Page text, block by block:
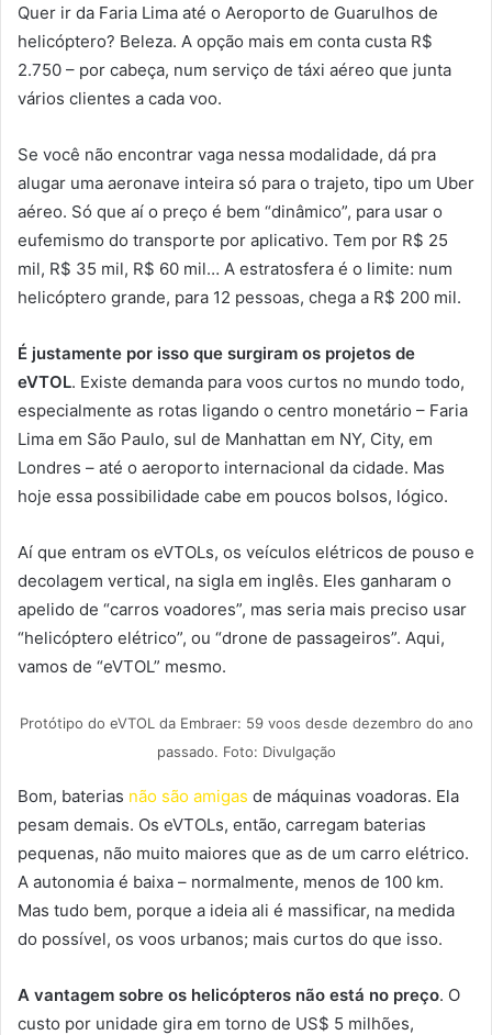
Quer ir da Faria Lima até o Aeroporto de Guarulhos de
helicóptero? Beleza. A opção mais em conta custa R$
2.750 – por cabeça, num serviço de táxi aéreo que junta
vários clientes a cada voo.
Se você não encontrar vaga nessa modalidade, dá pra
alugar uma aeronave inteira só para o trajeto, tipo um Uber
aéreo. Só que aí o preço é bem “dinâmico”, para usar o
eufemismo do transporte por aplicativo. Tem por R$ 25
mil, R$ 35 mil, R$ 60 mil… A estratosfera é o limite: num
helicóptero grande, para 12 pessoas, chega a R$ 200 mil.
É justamente por isso que surgiram os projetos de
eVTOL. Existe demanda para voos curtos no mundo todo,
especialmente as rotas ligando o centro monetário – Faria
Lima em São Paulo, sul de Manhattan em NY, City, em
Londres – até o aeroporto internacional da cidade. Mas
hoje essa possibilidade cabe em poucos bolsos, lógico.
Aí que entram os eVTOLs, os veículos elétricos de pouso e
decolagem vertical, na sigla em inglês. Eles ganharam o
apelido de “carros voadores”, mas seria mais preciso usar
“helicóptero elétrico”, ou “drone de passageiros”. Aqui,
vamos de “eVTOL” mesmo.
Protótipo do eVTOL da Embraer: 59 voos desde dezembro do ano
passado. Foto: Divulgação
Bom, baterias não são amigas de máquinas voadoras. Ela
pesam demais. Os eVTOLs, então, carregam baterias
pequenas, não muito maiores que as de um carro elétrico.
A autonomia é baixa – normalmente, menos de 100 km.
Mas tudo bem, porque a ideia ali é massificar, na medida
do possível, os voos urbanos; mais curtos do que isso.
A vantagem sobre os helicópteros não está no preço. O
custo por unidade gira em torno de US$ 5 milhões,